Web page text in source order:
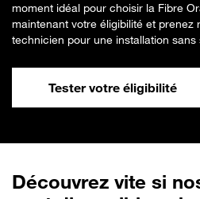
moment idéal pour choisir la Fibre
maintenant votre éligibilité et prenez
technicien pour une installation sans
Tester votre éligibilité
Découvrez vite si